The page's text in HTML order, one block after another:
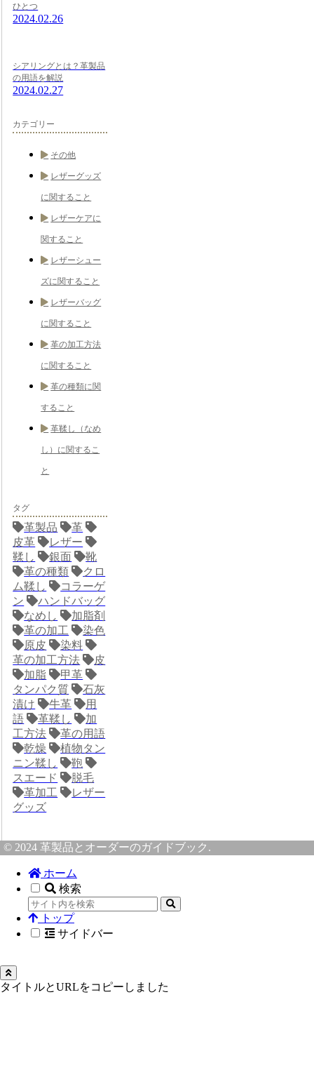
ひとつ
2024.02.26
シアリングとは？革製品
の用語を解説
2024.02.27
カテゴリー
その他
レザーグッズ
に関すること
レザーケアに
関すること
レザーシュー
ズに関すること
レザーバッグ
に関すること
革の加工方法
に関すること
革の種類に関
すること
革鞣し（なめ
し）に関するこ
と
タグ
革製品
革
皮革
レザー
鞣し
銀面
靴
革の種類
クロ
ム鞣し
コラーゲ
ン
ハンドバッグ
なめし
加脂剤
革の加工
染色
原皮
染料
革の加工方法
皮
加脂
甲革
タンパク質
石灰
漬け
牛革
用
語
革鞣し
加
工方法
革の用語
乾燥
植物タン
ニン鞣し
鞄
スエード
脱毛
革加工
レザー
グッズ
© 2024 革製品とオーダーのガイドブック.
ホーム
検索
トップ
サイドバー
タイトルとURLをコピーしました